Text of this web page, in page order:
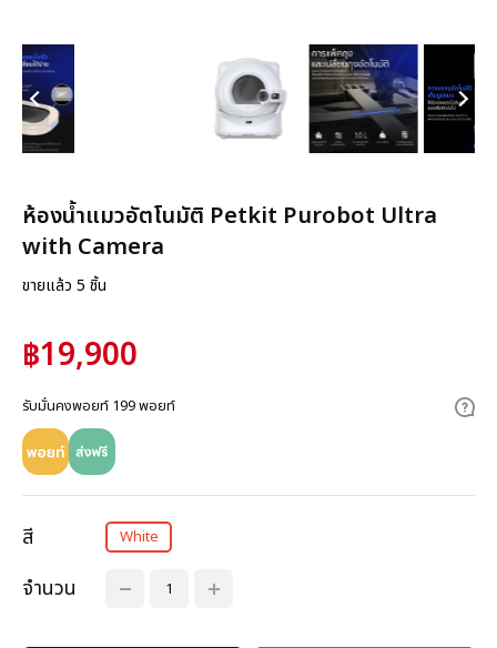
ห้องน้ำแมวอัตโนมัติ Petkit Purobot Ultra
with Camera
ขายแล้ว 5 ชิ้น
฿19,900
รับมั่นคงพอยท์ 199 พอยท์
สี White
จำนวน